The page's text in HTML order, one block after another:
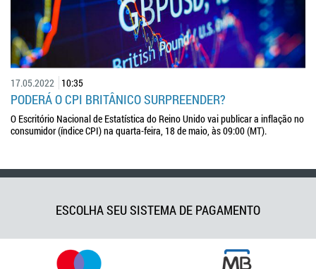
17.05.2022 10:35
PODERÁ O CPI BRITÂNICO SURPREENDER?
O Escritório Nacional de Estatística do Reino Unido vai publicar a inflação no
consumidor (índice CPI) na quarta-feira, 18 de maio, às 09:00 (MT).
ESCOLHA SEU SISTEMA DE PAGAMENTO